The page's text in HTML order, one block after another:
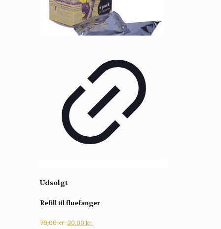
Udsolgt
Refill til fluefanger
70,00kr.Den
20,00 kr.